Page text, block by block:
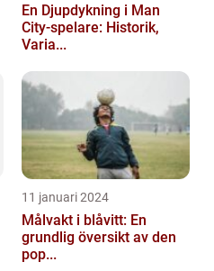
En Djupdykning i Man
City-spelare: Historik,
Varia...
11 januari 2024
Målvakt i blåvitt: En
grundlig översikt av den
pop...